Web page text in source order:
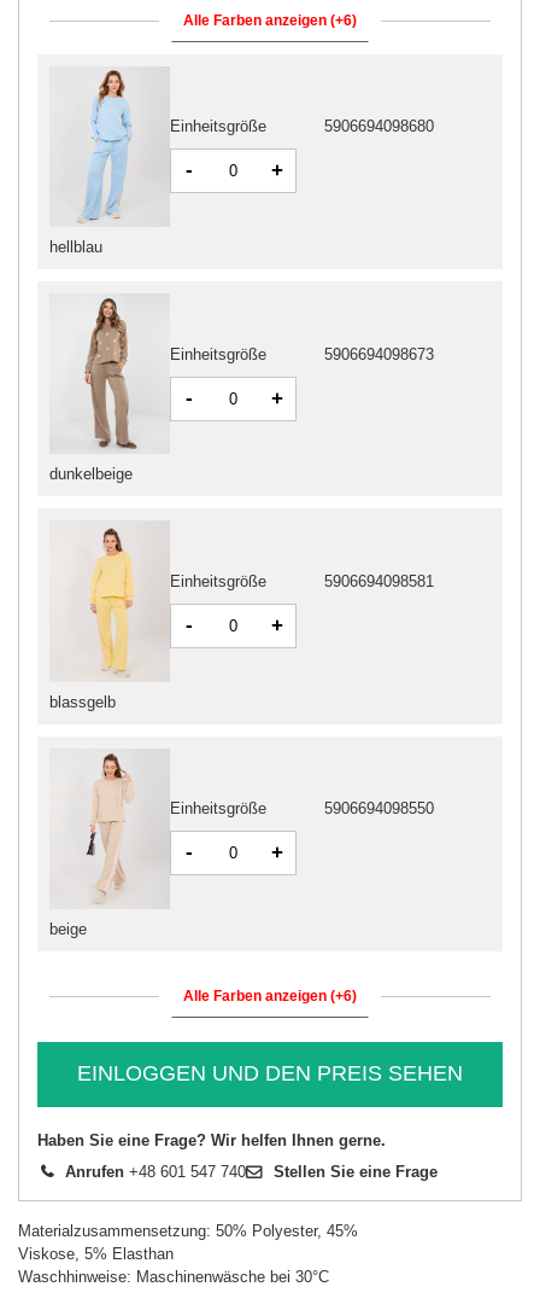
Alle Farben anzeigen (+6)
dunkelbeige
Einheitsgröße 5906694098673
- +
blassgelb
Einheitsgröße 5906694098581
- +
beige
Einheitsgröße 5906694098550
- +
hellblau
Einheitsgröße 5906694098680
- +
Alle Farben anzeigen (+6)
EINLOGGEN UND DEN PREIS SEHEN
Haben Sie eine Frage? Wir helfen Ihnen gerne.
Anrufen +48 601 547 740 Stellen Sie eine Frage
Materialzusammensetzung: 50% Polyester, 45%
Viskose, 5% Elasthan
Waschhinweise: Maschinenwäsche bei 30°C